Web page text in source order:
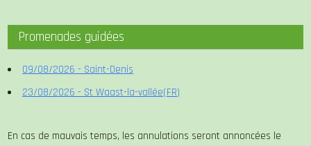
Promenades guidées
09/08/2026 - Saint-Denis
23/08/2026 - St Waast-la-vallée(FR)
En cas de mauvais temps, les annulations seront annoncées le